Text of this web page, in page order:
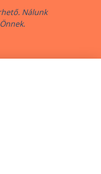
Nálunk